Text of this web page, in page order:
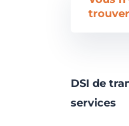
DSI de
services